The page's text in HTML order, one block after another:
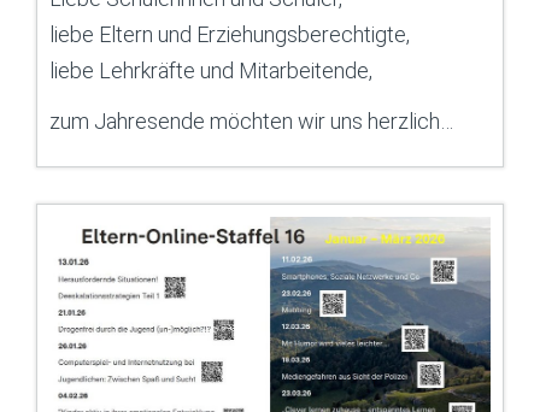
liebe Eltern und Erziehungsberechtigte,
liebe Lehrkräfte und Mitarbeitende,
zum Jahresende möchten wir uns herzlich…